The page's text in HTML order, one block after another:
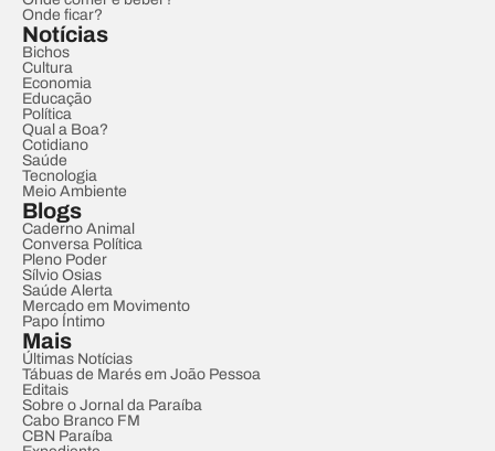
Onde ficar?
Notícias
Bichos
Cultura
Economia
Educação
Política
Qual a Boa?
Cotidiano
Saúde
Tecnologia
Meio Ambiente
Blogs
Caderno Animal
Conversa Política
Pleno Poder
Sílvio Osias
Saúde Alerta
Mercado em Movimento
Papo Íntimo
Mais
Últimas Notícias
Tábuas de Marés em João Pessoa
Editais
Sobre o Jornal da Paraíba
Cabo Branco FM
CBN Paraíba